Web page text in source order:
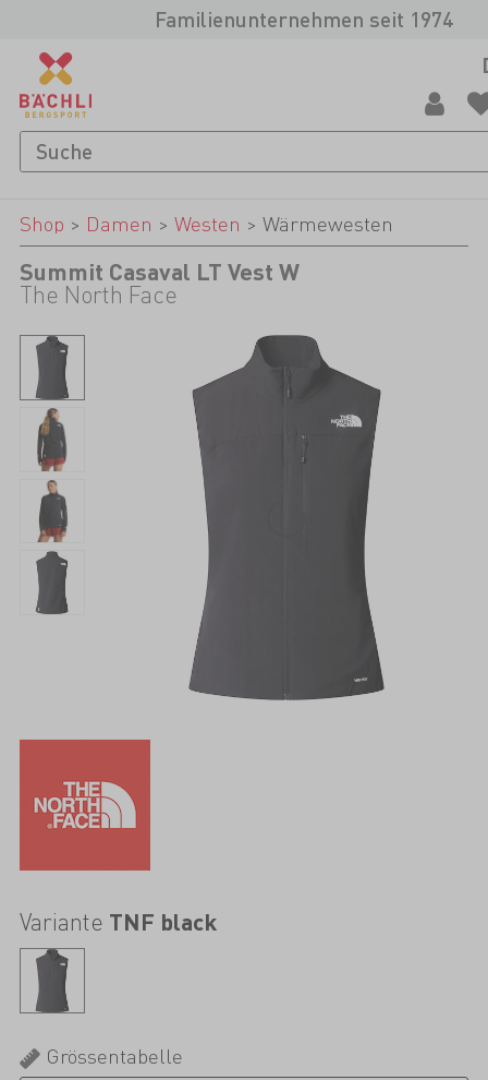
Familienunternehmen seit 1974
Shop > Damen > Westen > Wärmewesten
Summit Casaval LT Vest W
The North Face
Variante TNF black
Grössentabelle